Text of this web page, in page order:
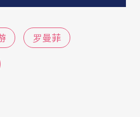
自强》乐声中跳起芭蕾
中国武术的男生相对起
了归零的时刻，男生们
罗曼菲